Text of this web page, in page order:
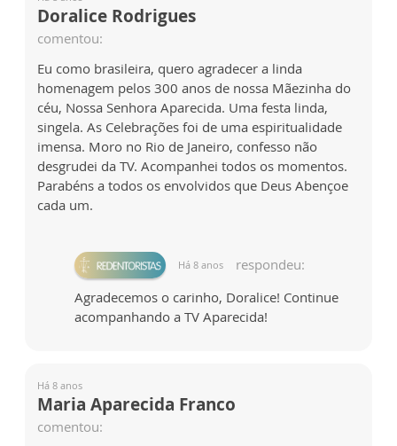
Doralice Rodrigues
comentou:
Eu como brasileira, quero agradecer a linda
homenagem pelos 300 anos de nossa Mãezinha do
céu, Nossa Senhora Aparecida. Uma festa linda,
singela. As Celebrações foi de uma espiritualidade
imensa. Moro no Rio de Janeiro, confesso não
desgrudei da TV. Acompanhei todos os momentos.
Parabéns a todos os envolvidos que Deus Abençoe
cada um.
Há 8 anos
respondeu:
Agradecemos o carinho, Doralice! Continue
acompanhando a TV Aparecida!
Há 8 anos
Maria Aparecida Franco
comentou: